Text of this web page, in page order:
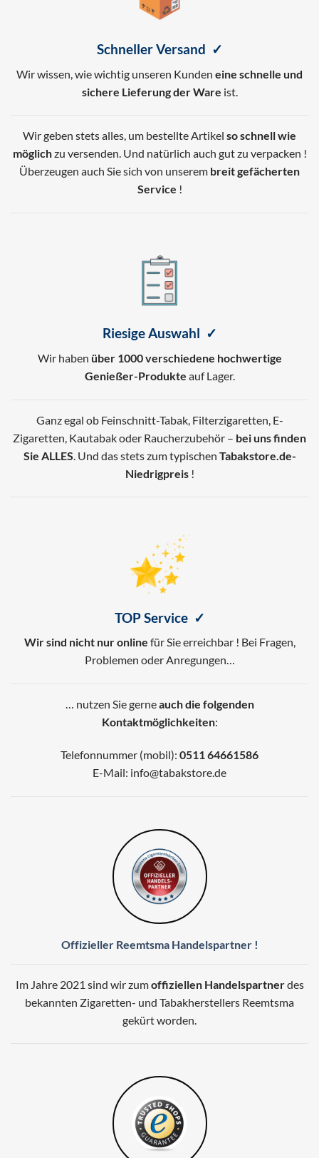
Schneller Versand ✓
Wir wissen, wie wichtig unseren Kunden eine schnelle und
sichere Lieferung der Ware ist.
Wir geben stets alles, um bestellte Artikel so schnell wie
möglichzu versenden. Und natürlich auch gut zu verpacken !
Überzeugen auch Sie sich von unserem breit gefächerten
Service !
Riesige Auswahl ✓
Wir haben über 1000 verschiedene hochwertige
Genießer-Produkte auf Lager.
Ganz egal ob Feinschnitt-Tabak, Filterzigaretten, E-
Zigaretten, Kautabak oder Raucherzubehör – bei uns finden
Sie ALLES . Und das stets zum typischen Tabakstore.de-
Niedrigpreis!
TOP Service ✓
Wir sind nicht nur online für Sie erreichbar ! Bei Fragen,
Problemen oder Anregungen…
… nutzen Sie gerneauch die folgenden
Kontaktmöglichkeiten:
Telefonnummer (mobil): 0511 64661586
E-Mail: info@tabakstore.de
Offizieller Reemtsma Handelspartner !
Im Jahre 2021 sind wir zumoffiziellen Handelspartnerdes
bekannten Zigaretten- und Tabakherstellers Reemtsma
gekürt worden.